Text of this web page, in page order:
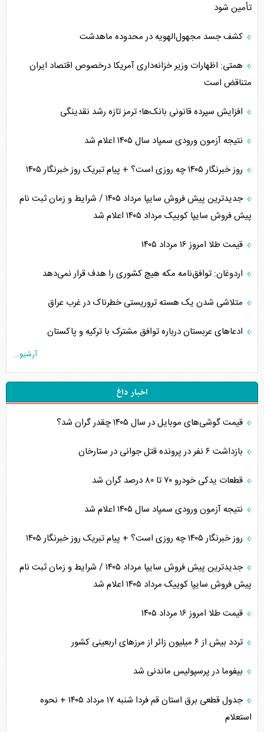
تأمین شود
کشف جسد مجهول‌الهویه در محدوده ماهدشت
همتی: اظهارات وزیر خزانه‌داری آمریکا درخصوص اقتصاد ایران
متناقض است
افزایش سپرده قانونی بانک‌ها؛ ترمز تازه رشد نقدینگی
نتیجه آزمون ورودی سمپاد سال ۱۴۰۵ اعلام شد
روز خبرنگار ۱۴۰۵ چه روزی است؟ + پیام تبریک روز خبرنگار ۱۴۰۵
جدیدترین پیش فروش سایپا مرداد ۱۴۰۵ / شرایط و زمان ثبت نام
پیش فروش سایپا کوییک مرداد ۱۴۰۵ اعلام شد
قیمت طلا امروز ۱۶ مرداد ۱۴۰۵
اردوغان: توافق‌نامه مکه هیچ کشوری را هدف قرار نمی‌دهد
متلاشی شدن یک هسته تروریستی خطرناک در غرب عراق
ادعاهای عربستان درباره توافق مشترک با ترکیه و پاکستان
آرشیو...
اخبار داغ
قیمت گوشی‌های موبایل در سال ۱۴۰۵ چقدر گران شد؟
بازداشت ۶ نفر در پرونده قتل جوانی در ستارخان
قطعات یدکی خودرو ۷۰ تا ۸۰ درصد گران شد
نتیجه آزمون ورودی سمپاد سال ۱۴۰۵ اعلام شد
روز خبرنگار ۱۴۰۵ چه روزی است؟ + پیام تبریک روز خبرنگار ۱۴۰۵
جدیدترین پیش فروش سایپا مرداد ۱۴۰۵ / شرایط و زمان ثبت نام
پیش فروش سایپا کوییک مرداد ۱۴۰۵ اعلام شد
قیمت طلا امروز ۱۶ مرداد ۱۴۰۵
تردد بیش از ۶ میلیون زائر از مرزهای اربعینی کشور
بیفوما در پرسپولیس ماندنی شد
جدول قطعی برق استان قم فردا شنبه ۱۷ مرداد ۱۴۰۵ + نحوه
استعلام